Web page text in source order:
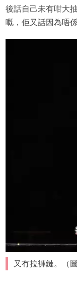
後話自己未有咁大
嘅，佢又話因為唔
又冇拉褲鏈。（